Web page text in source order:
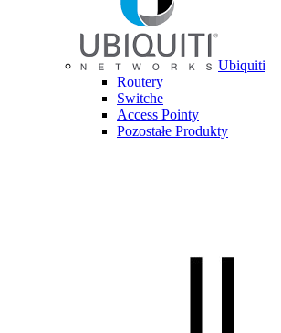
Ubiquiti
Routery
Switche
Access Pointy
Pozostałe Produkty